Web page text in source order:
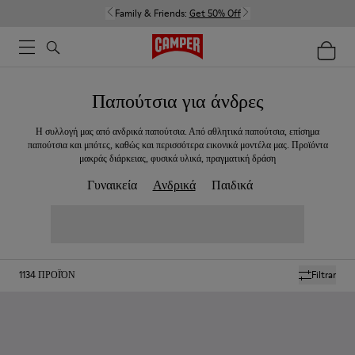
Family & Friends: Get 50% Off
Παπούτσια για άνδρες
Η συλλογή μας από ανδρικά παπούτσια. Από αθλητικά παπούτσια, επίσημα
παπούτσια και μπότες, καθώς και περισσότερα εικονικά μοντέλα μας. Προϊόντα
μακράς διάρκειας, φυσικά υλικά, πραγματική δράση
Γυναικεία Ανδρικά Παιδικά
Filtrar
1134ΠΡΟΪΌΝ